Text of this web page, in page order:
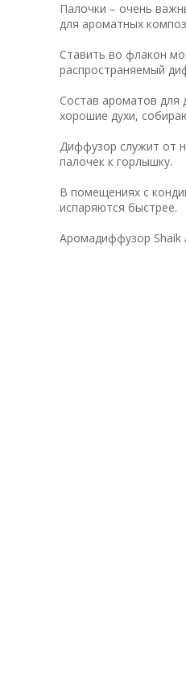
Палочки – очень
для ароматных
Ставить во флакон
распространяемый
Состав ароматов для
хорошие духи,
Диффузор служит от
палочек к горлышку.
В помещениях с
испаряются быстрее.
Аромадиффузор